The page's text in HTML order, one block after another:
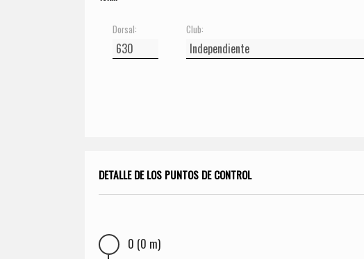
Dorsal: Club:
DETALLE DE LOS PUNTOS DE CONTROL
0 (0 m)